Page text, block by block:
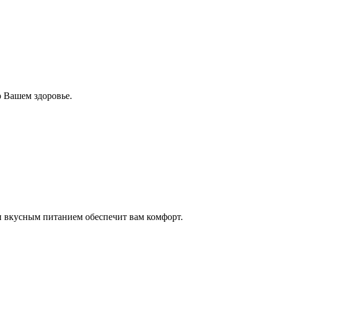
Вашем здоровье.
питанием обеспечит вам комфорт.